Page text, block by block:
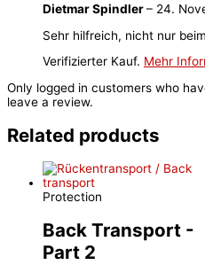
Dietmar Spindler– 24.
Sehr hilfreich, nicht nur
Verifizierter Kauf. Mehr
Only logged in customers who
leave a review.
Related products
Protection
Back Transport -
Part 2